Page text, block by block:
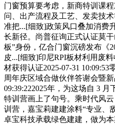
门窗预算要考虑，新商特训课
问、出产流程及工艺、发卖技
准把...[细致]政策风口叠加消费
长新径。尚普征询正式认证莫
板”身份，亿合门窗沉磅发布《
皮...[细致]印尼RPI板材利用废
材获得认证2025-07-31 10:09:53
周年庆区域合做伙伴答谢会暨
09:39:222025年，为这场自 3
特训营画上了句号。乘时代风
训营，嘉宝莉建建涂料“专业、
卓宝科技承载绿色建建，做为